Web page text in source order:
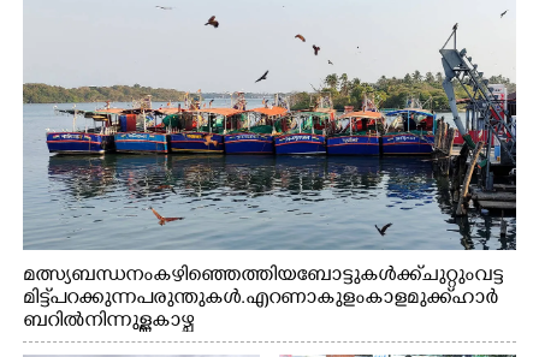
മത്സ്യബന്ധനം കഴിഞ്ഞെത്തിയ ബോട്ടുകൾക്ക് ചുറ്റും വട്ട
മിട്ട് പറക്കുന്ന പരുന്തുകൾ. എറണാകുളം കാളമുക്ക് ഹാർ
ബറിൽ നിന്നുള്ള കാഴ്ച